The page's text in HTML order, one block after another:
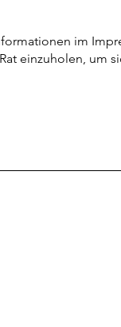
im
einzuholen, um